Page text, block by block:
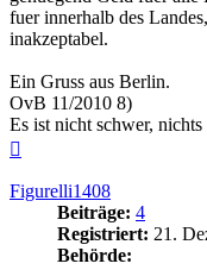
fuer innerhalb des
inakzeptabel.
Ein Gruss aus Berlin.
OvB 11/2010 8)
Es ist nicht schwer,
Figurelli1408
Beiträge: 4
Registriert: 21.
Behörde: